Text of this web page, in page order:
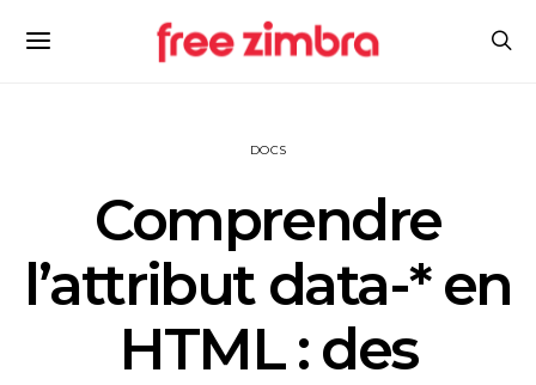
DOCS
Comprendre
l’attribut data-* en
HTML : des